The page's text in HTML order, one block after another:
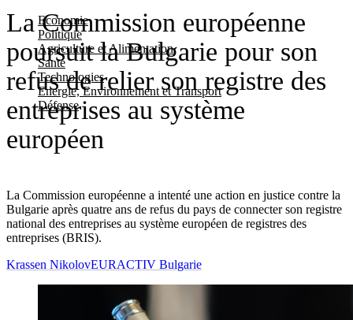
Economie
Politique
Agriculture et Alimentation
Santé
Technologies
Energie, Environnement et Transport
Défense
La Commission européenne
poursuit la Bulgarie pour son
refus de relier son registre des
entreprises au système
européen
La Commission européenne a intenté une action en justice contre la
Bulgarie après quatre ans de refus du pays de connecter son registre
national des entreprises au système européen de registres des
entreprises (BRIS).
Krassen NikolovEURACTIV Bulgarie